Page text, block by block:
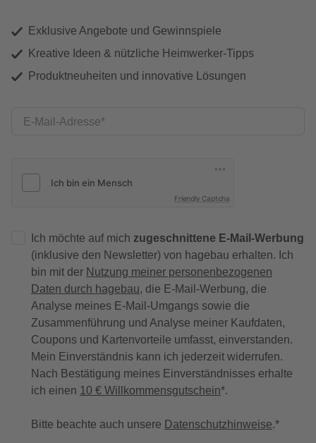
Exklusive Angebote und Gewinnspiele
Kreative Ideen & nützliche Heimwerker-Tipps
Produktneuheiten und innovative Lösungen
E-Mail-Adresse
Friendly Captcha
Ich möchte auf mich zugeschnittene E-Mail-Werbung
(inklusive den Newsletter) von hagebau erhalten. Ich
bin mit der Nutzung meiner personenbezogenen
Daten durch hagebau, die E-Mail-Werbung, die
Analyse meines E-Mail-Umgangs sowie die
Zusammenführung und Analyse meiner Kaufdaten,
Coupons und Kartenvorteile umfasst, einverstanden.
Mein Einverständnis kann ich jederzeit widerrufen.
Nach Bestätigung meines Einverständnisses erhalte
ich einen 10 € Willkommensgutschein*.
Bitte beachte auch unsere Datenschutzhinweise.